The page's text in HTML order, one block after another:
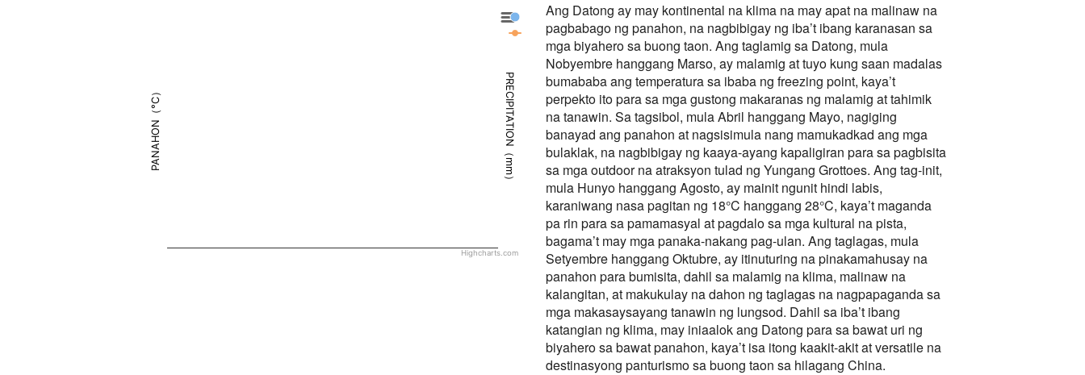
PANAHON（°C） PRECIPITATION（mm）
Datong - Precipitation
Datong - Panahon
Highcharts.com
Ang Datong ay may kontinental na klima na may apat na malinaw na
pagbabago ng panahon, na nagbibigay ng iba’t ibang karanasan sa
mga biyahero sa buong taon. Ang taglamig sa Datong, mula
Nobyembre hanggang Marso, ay malamig at tuyo kung saan madalas
bumababa ang temperatura sa ibaba ng freezing point, kaya’t
perpekto ito para sa mga gustong makaranas ng malamig at tahimik
na tanawin. Sa tagsibol, mula Abril hanggang Mayo, nagiging
banayad ang panahon at nagsisimula nang mamukadkad ang mga
bulaklak, na nagbibigay ng kaaya-ayang kapaligiran para sa pagbisita
sa mga outdoor na atraksyon tulad ng Yungang Grottoes. Ang tag-init,
mula Hunyo hanggang Agosto, ay mainit ngunit hindi labis,
karaniwang nasa pagitan ng 18°C hanggang 28°C, kaya’t maganda
pa rin para sa pamamasyal at pagdalo sa mga kultural na pista,
bagama’t may mga panaka-nakang pag-ulan. Ang taglagas, mula
Setyembre hanggang Oktubre, ay itinuturing na pinakamahusay na
panahon para bumisita, dahil sa malamig na klima, malinaw na
kalangitan, at makukulay na dahon ng taglagas na nagpapaganda sa
mga makasaysayang tanawin ng lungsod. Dahil sa iba’t ibang
katangian ng klima, may iniaalok ang Datong para sa bawat uri ng
biyahero sa bawat panahon, kaya’t isa itong kaakit-akit at versatile na
destinasyong panturismo sa buong taon sa hilagang China.